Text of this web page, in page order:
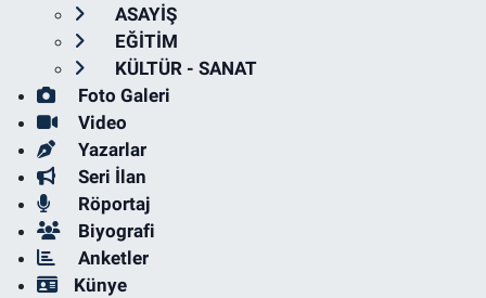
ASAYİŞ
EĞİTİM
KÜLTÜR - SANAT
Foto Galeri
Video
Yazarlar
Seri İlan
Röportaj
Biyografi
Anketler
Künye